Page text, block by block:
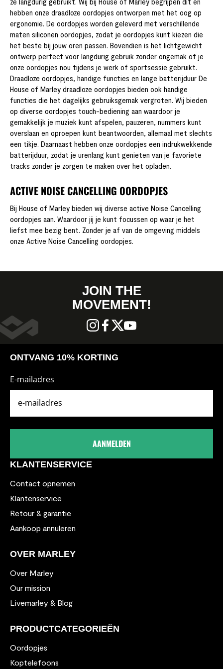
hebben onze draadloze oordopjes ontworpen met het oog op
ergonomie. De oordopjes worden geleverd met verschillende
maten siliconen oordopjes, zodat je oordopjes kunt kiezen die
het beste bij jouw oren passen. Bovendien is het lichtgewicht
ontwerp perfect voor langdurig gebruik zonder ongemak of je
onze oordopjes nou tijdens je werk of sportsessie gebruikt.
Draadloze oordopjes, handige functies en lange batterijduur De
House of Marley draadloze oordopjes bieden ook handige
functies die het dagelijks gebruiksgemak vergroten. Wij bieden
op diverse oordopjes touch-bediening aan waardoor je
gemakkelijk je muziek kunt afspelen, pauzeren, nummers kunt
overslaan en oproepen kunt beantwoorden, allemaal met slechts
een tikje. Daarnaast hebben onze oordopjes een indrukwekkende
batterijduur, zodat je urenlang kunt genieten van je favoriete
tracks zonder je zorgen te maken over het opladen.
ACTIVE NOISE CANCELLING OORDOPJES
Bij House of Marley bieden wij diverse active Noise Cancelling
oordopjes aan. Waardoor jij je kunt focussen op waar je het
liefst mee bezig bent. Zonder je af van de omgeving middels
onze Active Noise Cancelling oordopjes.
JOIN THE
MOVEMENT!
KLANTENSERVICE
Contact opnemen
Klantenservice
Retour & garantie
Aankoop annuleren
OVER MARLEY
Over Marley
Our mission
Livemarley & Blog
PRODUCTCATEGORIEËN
Oordopjes
Koptelefoons
ONTVANG 10% KORTING
E-mailadres
AANMELDEN